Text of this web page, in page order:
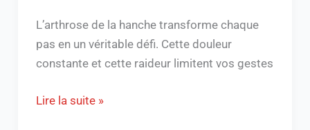
L’arthrose de la hanche transforme chaque
pas en un véritable défi. Cette douleur
constante et cette raideur limitent vos gestes
Lire la suite »